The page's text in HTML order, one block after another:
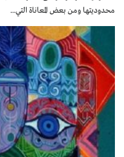
محدوديتها ومن بعض المعاناة التي...